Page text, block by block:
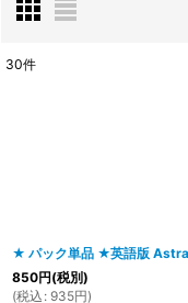
30件
★ パック単品 ★英語版
850円(税別)
(税込 : 935円)